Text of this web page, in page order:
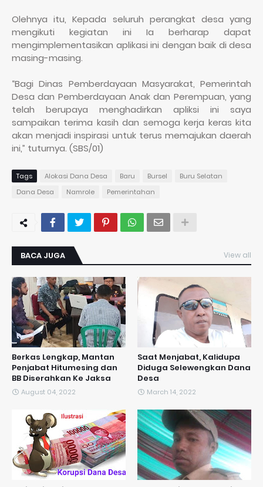
Olehnya itu, Kepada seluruh perangkat desa yang
mengikuti kegiatan ini Ia berharap dapat
mengimplementasikan aplikasi ini dengan baik di desa
masing-masing.
“Bagi Dinas Pemberdayaan Masyarakat, Pemerintah
Desa dan Pemberdayaan Anak dan Perempuan, yang
telah berupaya menghadirkan apliksi ini saya
sampaikan terima kasih dan semoga kerja keras kita
akan menjadi inspirasi untuk terus memajukan daerah
ini,” tuturnya. (SBS/01)
Tags Alokasi Dana Desa Baru Bursel
Buru Selatan
Dana Desa
Namrole Pemerintahan
BACA JUGA View all
Berkas Lengkap, Mantan
Penjabat Hitumesing dan
BB Diserahkan Ke Jaksa
August 04, 2022
Saat Menjabat, Kalidupa
Diduga Selewengkan Dana
Desa
March 14, 2022